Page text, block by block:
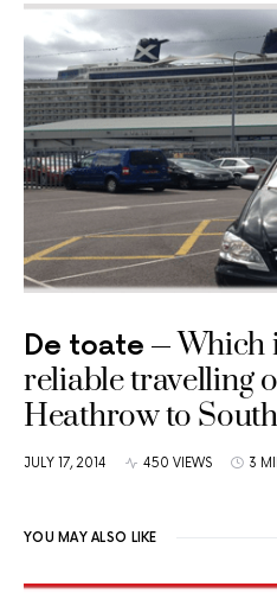
De toate
Which
reliable travelling
Heathrow to
JULY 17, 2014 450 VIEWS 3
YOU MAY ALSO LIKE